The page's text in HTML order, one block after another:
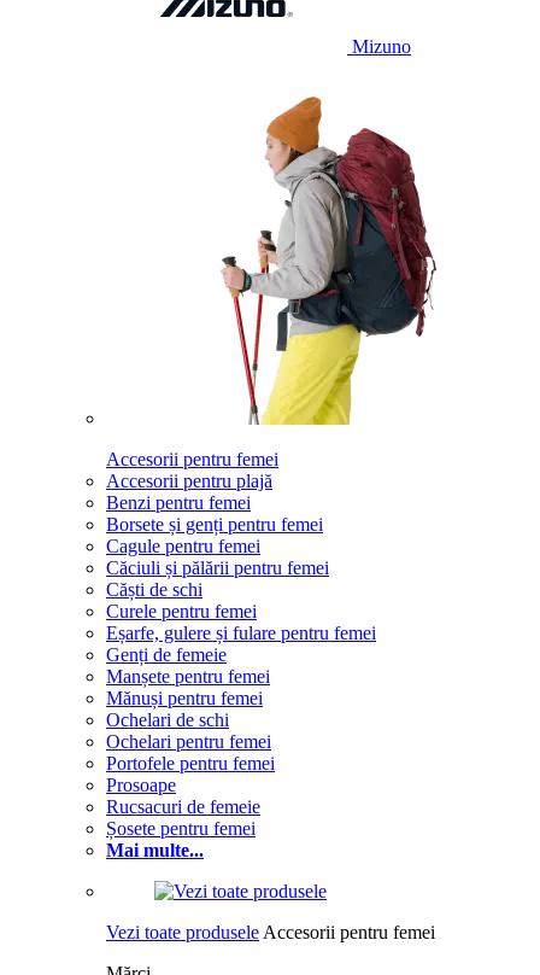
Mizuno
Accesorii pentru femei
Accesorii pentru plajă
Benzi pentru femei
Borsete și genți pentru femei
Cagule pentru femei
Căciuli și pălării pentru femei
Căști de schi
Curele pentru femei
Eșarfe, gulere și fulare pentru femei
Genți de femeie
Manșete pentru femei
Mănuși pentru femei
Ochelari de schi
Ochelari pentru femei
Portofele pentru femei
Prosoape
Rucsacuri de femeie
Șosete pentru femei
Mai multe...
Vezi toate produsele Accesorii pentru femei